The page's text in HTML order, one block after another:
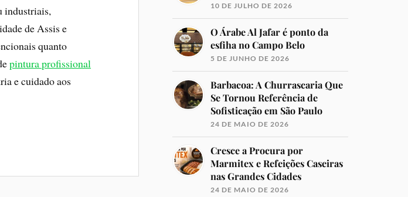
industriais,
de Assis e
quanto
pintura profissional
e cuidado aos
10 DE JULHO DE 2026
O Árabe Al Jafar é ponto da
esfiha no Campo Belo
5 DE JUNHO DE 2026
Barbacoa: A Churrascaria Que
Se Tornou Referência de
Sofisticação em São Paulo
24 DE MAIO DE 2026
Cresce a Procura por
Marmitex e Refeições Caseiras
nas Grandes Cidades
24 DE MAIO DE 2026